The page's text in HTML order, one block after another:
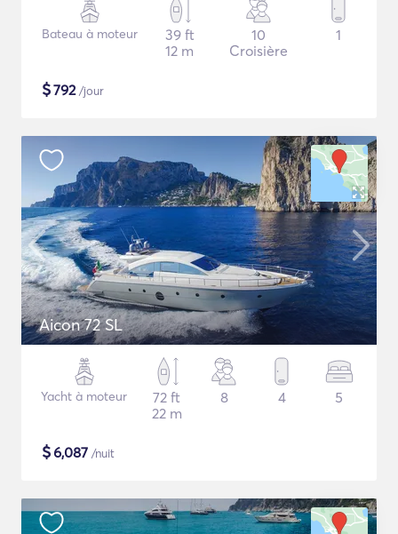
Bateau à moteur
39 ft
12 m
10
Croisière
1
$792/jour
Aicon 72 SL
Yacht à moteur
72 ft
22 m
8 4 5
$6,087 /nuit